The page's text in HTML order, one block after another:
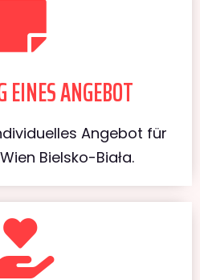
EINES ANGEBOT
Angebot für
Bielsko-Biała.